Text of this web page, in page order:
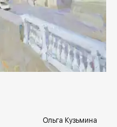
rakovgallery.ru
Ольга Кузьмина